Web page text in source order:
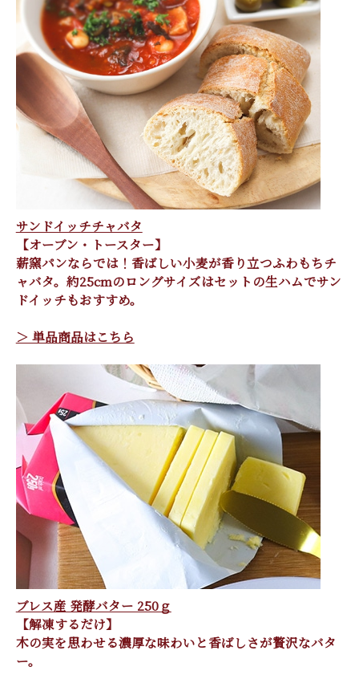
サンドイッチチャバタ
【オーブン・トースター】
薪窯パンならでは！香ばしい小麦が香り立つふわもちチ
ャバタ。約25cmのロングサイズはセットの生ハムでサン
ドイッチもおすすめ。
＞ 単品商品はこちら
ブレス産 発酵バター 250ｇ
【解凍するだけ】
木の実を思わせる濃厚な味わいと香ばしさが贅沢なバタ
ー。